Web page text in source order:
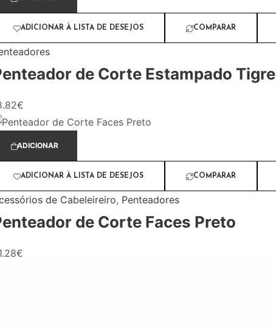
ADICIONAR À LISTA DE DESEJOS COMPARAR
de Corte Estampado Tigre
€
ADICIONAR
ADICIONAR À LISTA DE DESEJOS COMPARAR
de Cabeleireiro, Penteadores
de Corte Faces Preto
€